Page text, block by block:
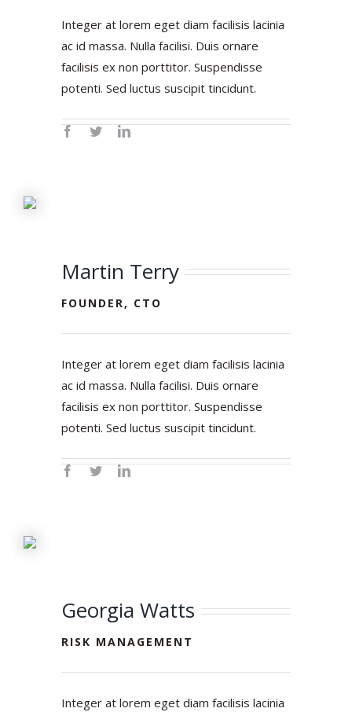
Integer at lorem eget diam facilisis lacinia
ac id massa. Nulla facilisi. Duis ornare
facilisis ex non porttitor. Suspendisse
potenti. Sed luctus suscipit tincidunt.
Martin Terry
FOUNDER, CTO
Integer at lorem eget diam facilisis lacinia
ac id massa. Nulla facilisi. Duis ornare
facilisis ex non porttitor. Suspendisse
potenti. Sed luctus suscipit tincidunt.
Georgia Watts
RISK MANAGEMENT
Integer at lorem eget diam facilisis lacinia